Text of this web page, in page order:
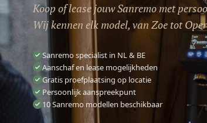
Koop of lease jouw Sanremo met
Wij kennen elk model, van Zoe tot
Sanremo specialist in NL & BE
Aanschaf en lease mogelijkheden
Gratis proefplaatsing op locatie
Persoonlijk aanspreekpunt
10 Sanremo modellen beschikbaar